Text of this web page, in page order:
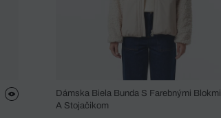
Dámska Biela Bunda S Farebnými Blokmi
A Stojačikom